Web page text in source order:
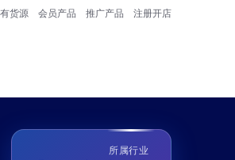
货源 会员产品 推广产品 注册开店
所属行业